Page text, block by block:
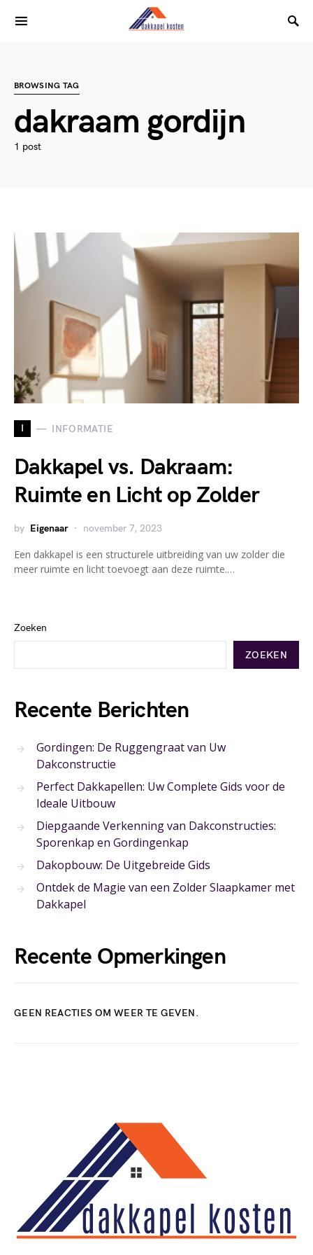
BROWSING TAG
dakraam gordijn
1 post
I INFORMATIE
Dakkapel vs. Dakraam:
Ruimte en Licht op Zolder
by Eigenaar november 7, 2023
Een dakkapel is een structurele uitbreiding van uw zolder die
meer ruimte en licht toevoegt aan deze ruimte.…
Zoeken
ZOEKEN
Recente Berichten
Gordingen: De Ruggengraat van Uw
Dakconstructie
Perfect Dakkapellen: Uw Complete Gids voor de
Ideale Uitbouw
Diepgaande Verkenning van Dakconstructies:
Sporenkap en Gordingenkap
Dakopbouw: De Uitgebreide Gids
Ontdek de Magie van een Zolder Slaapkamer met
Dakkapel
Recente Opmerkingen
GEEN REACTIES OM WEER TE GEVEN.